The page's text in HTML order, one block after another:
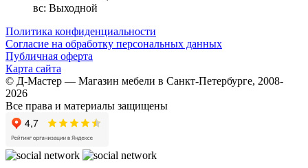
вс: Выходной
Политика конфиденциальности
Согласие на обработку персональных данных
Публичная оферта
Карта сайта
© Д-Мастер — Магазин мебели в Санкт-Петербурге, 2008-
2026
Все права и материалы защищены